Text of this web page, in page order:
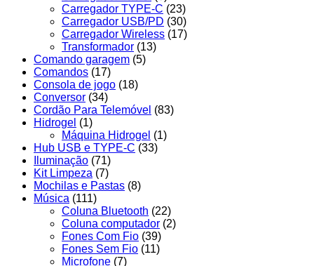
Carregador TYPE-C (23)
Carregador USB/PD (30)
Carregador Wireless (17)
Transformador (13)
Comando garagem (5)
Comandos (17)
Consola de jogo (18)
Conversor (34)
Cordão Para Telemóvel (83)
Hidrogel (1)
Máquina Hidrogel (1)
Hub USB e TYPE-C (33)
Iluminação (71)
Kit Limpeza (7)
Mochilas e Pastas (8)
Música (111)
Coluna Bluetooth (22)
Coluna computador (2)
Fones Com Fio (39)
Fones Sem Fio (11)
Microfone (7)